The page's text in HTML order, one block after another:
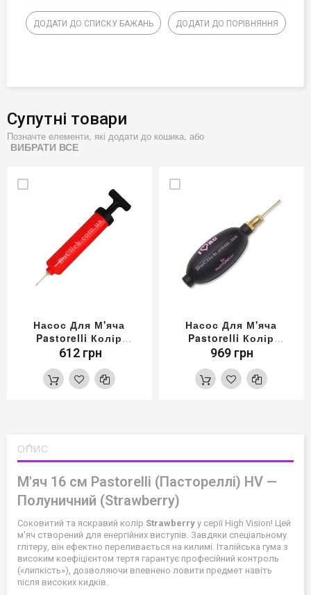
ДОДАТИ ДО СПИСКУ БАЖАНЬ ДОДАТИ ДО ПОРІВНЯННЯ
Супутні товари
Позначте елементи, які додати до кошика, або
ВИБРАТИ ВСЕ
Насос Для М'яча
Pastorelli Колір
Червоний
612 грн
Насос Для М'яча
Pastorelli Колір
Чорний
969 грн
ОПИС
М'яч 16 см Pastorelli (Пастореллі) HV —
Полуничний (Strawberry)
Соковитий та яскравий колір Strawberry у серії High Vision! Цей
м'яч створений для енергійних виступів. Завдяки спеціальному
глітеру, він ефектно переливається на килимі. Італійська гума з
високим коефіцієнтом тертя гарантує професійний контроль
(«липкість»), дозволяючи впевнено ловити предмет навіть
після високих кидків.